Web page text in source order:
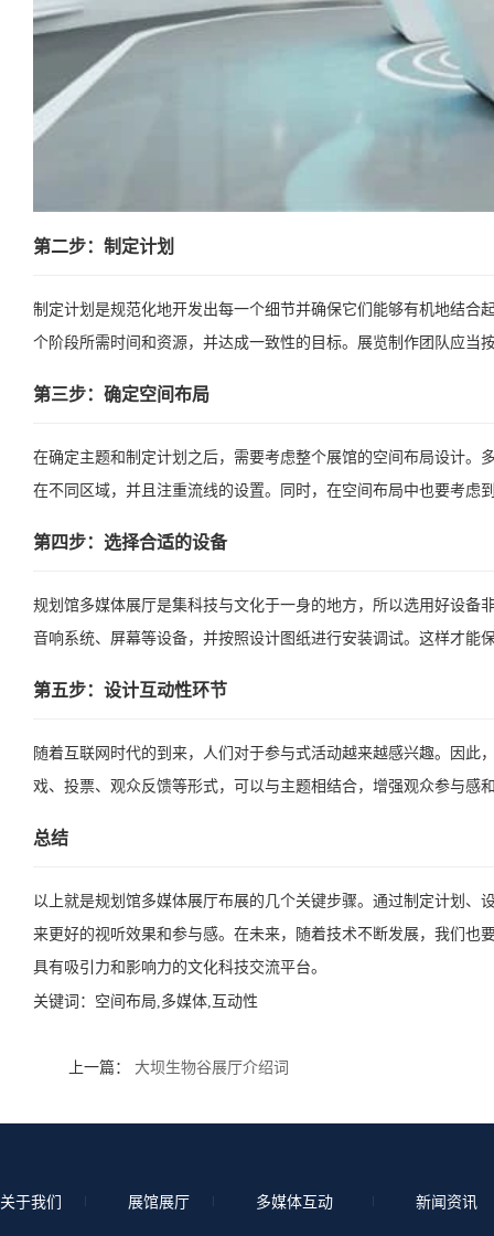
第二步：制定计划
制定计划是规范化地开发出每一个细节并确保它们能够有机地结
个阶段所需时间和资源，并达成一致性的目标。展览制作团队应当
第三步：确定空间布局
在确定主题和制定计划之后，需要考虑整个展馆的空间布局设计
在不同区域，并且注重流线的设置。同时，在空间布局中也要考虑
第四步：选择合适的设备
规划馆多媒体展厅是集科技与文化于一身的地方，所以选用好设
音响系统、屏幕等设备，并按照设计图纸进行安装调试。这样才能
第五步：设计互动性环节
随着互联网时代的到来，人们对于参与式活动越来越感兴趣。因
戏、投票、观众反馈等形式，可以与主题相结合，增强观众参与感
总结
以上就是规划馆多媒体展厅布展的几个关键步骤。通过制定计划
来更好的视听效果和参与感。在未来，随着技术不断发展，我们
具有吸引力和影响力的文化科技交流平台。
关键词： 空间布局,多媒体,互动性
上一篇： 大坝生物谷展厅介绍词
关于我们 展馆展厅 多媒体互动 新闻资讯